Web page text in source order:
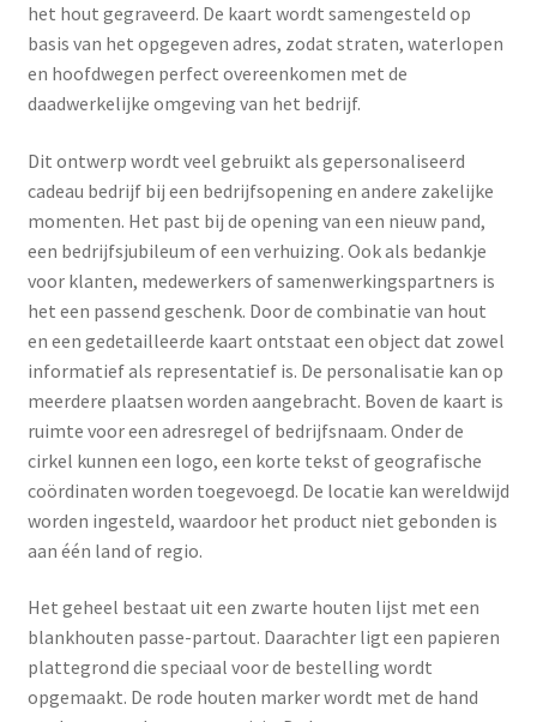
het hout gegraveerd. De kaart wordt samengesteld op
basis van het opgegeven adres, zodat straten, waterlopen
en hoofdwegen perfect overeenkomen met de
daadwerkelijke omgeving van het bedrijf.
Dit ontwerp wordt veel gebruikt als gepersonaliseerd
cadeau bedrijf bij een bedrijfsopening en andere zakelijke
momenten. Het past bij de opening van een nieuw pand,
een bedrijfsjubileum of een verhuizing. Ook als bedankje
voor klanten, medewerkers of samenwerkingspartners is
het een passend geschenk. Door de combinatie van hout
en een gedetailleerde kaart ontstaat een object dat zowel
informatief als representatief is. De personalisatie kan op
meerdere plaatsen worden aangebracht. Boven de kaart is
ruimte voor een adresregel of bedrijfsnaam. Onder de
cirkel kunnen een logo, een korte tekst of geografische
coördinaten worden toegevoegd. De locatie kan wereldwijd
worden ingesteld, waardoor het product niet gebonden is
aan één land of regio.
Het geheel bestaat uit een zwarte houten lijst met een
blankhouten passe-partout. Daarachter ligt een papieren
plattegrond die speciaal voor de bestelling wordt
opgemaakt. De rode houten marker wordt met de hand